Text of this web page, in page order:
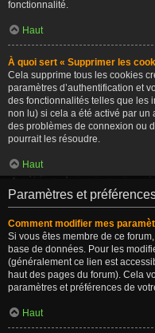
fonctionnalité.
Haut
À quoi sert « Supprimer les
Cela supprime tous les cookies
paramètres d’authentification et
des fonctionnalités telles que les
non lu) si cela a été activé par un
des problèmes de connexion ou
pourrait les résoudre.
Haut
Paramètres et
Comment modifier mes
Si vous êtes membre de ce
base de données. Pour les
(généralement ce lien est
haut des pages du forum). Cela
paramètres et préférences de
Haut